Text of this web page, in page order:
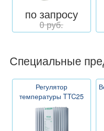
по запросу
0 руб.
Специальные
Регулятор
температуры TTC25